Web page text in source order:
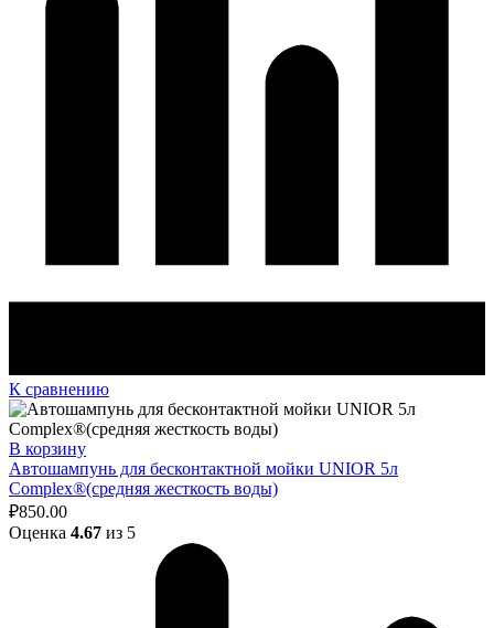
К сравнению
В корзину
Автошампунь для бесконтактной мойки UNIOR 5л
Complex®(средняя жесткость воды)
₽850.00
Оценка 4.67 из 5